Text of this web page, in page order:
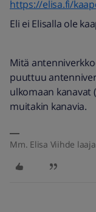
https://elisa.fi/
Eli ei Elisalla ole
Mitä
puuttuu
ulkomaan kanavat
muitakin kanavia.
Mm. Elisa Viihde